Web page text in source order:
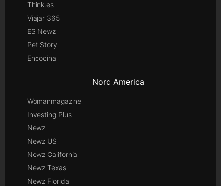
Think.es
Viajar 365
ES Newz
Pet Story
Encocina
Nord America
Womanmagazine
Investing Plus
Newz
Newz US
Newz California
Newz Texas
Newz Florida